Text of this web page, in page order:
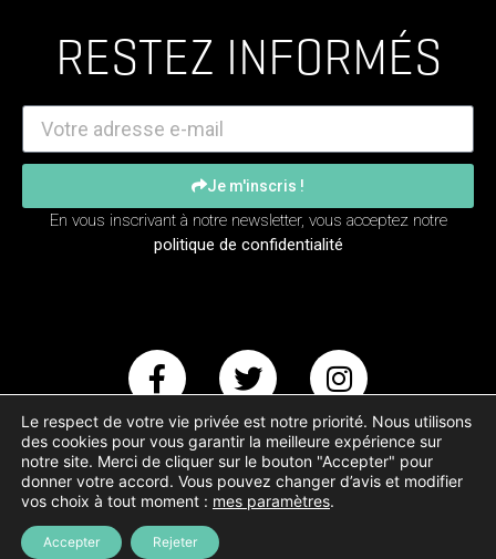
RESTEZ INFORMÉS
Je m'inscris !
En vous inscrivant à notre newsletter, vous acceptez notre
politique de confidentialité
Copyright – Animal Testing © 2017-2023
Création site internet Oh Deer
Le respect de votre vie privée est notre priorité. Nous utilisons
des cookies pour vous garantir la meilleure expérience sur
notre site. Merci de cliquer sur le bouton "Accepter" pour
donner votre accord. Vous pouvez changer d’avis et modifier
vos choix à tout moment : mes paramètres.
Accepter Rejeter